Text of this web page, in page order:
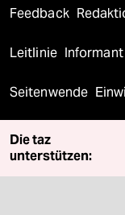
Feedback
Leitlinie Informant
Seitenwende
Die taz
unterstützen: